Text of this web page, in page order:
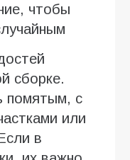
чтобы
сборке.
помятым, с
или
в